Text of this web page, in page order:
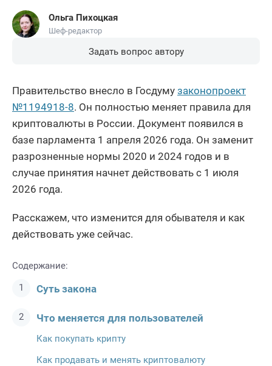
Ольга Пихоцкая
Шеф-редактор
Задать вопрос автору
Правительство внесло в Госдуму законопроект
№1194918-8. Он полностью меняет правила для
криптовалюты в России. Документ появился в
базе парламента 1 апреля 2026 года. Он заменит
разрозненные нормы 2020 и 2024 годов и в
случае принятия начнет действовать с 1 июля
2026 года.
Расскажем, что изменится для обывателя и как
действовать уже сейчас.
Содержание:
Суть закона
Что меняется для пользователей
Как покупать крипту
Как продавать и менять криптовалюту